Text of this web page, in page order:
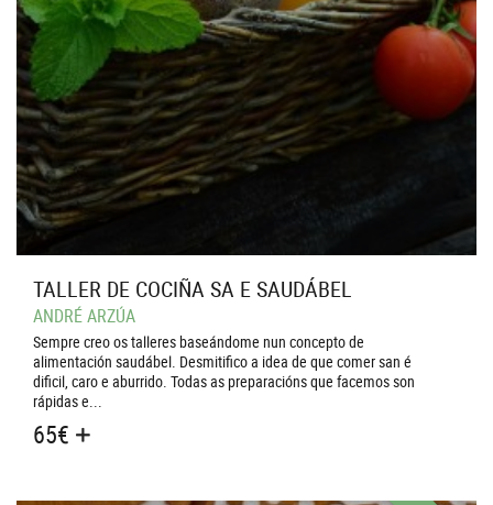
TALLER DE COCIÑA SA E SAUDÁBEL
ANDRÉ ARZÚA
Sempre creo os talleres baseándome nun concepto de
alimentación saudábel. Desmitifico a idea de que comer san é
dificil, caro e aburrido. Todas as preparacións que facemos son
rápidas e...
65€